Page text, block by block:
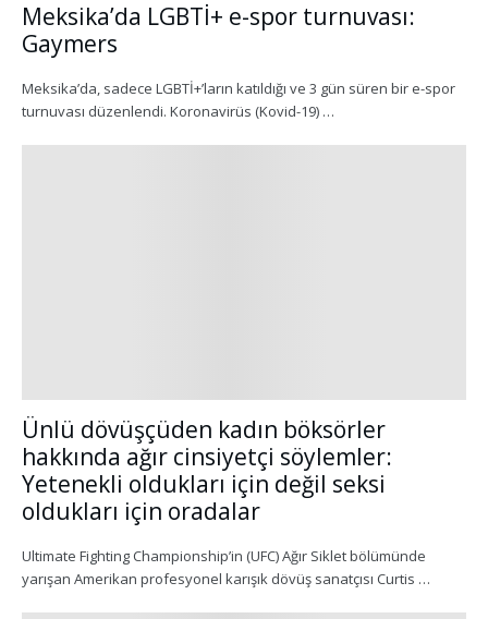
Meksika’da LGBTİ+ e-spor turnuvası:
Gaymers
Meksika’da, sadece LGBTİ+’ların katıldığı ve 3 gün süren bir e-spor
turnuvası düzenlendi. Koronavirüs (Kovid-19) …
Ünlü dövüşçüden kadın böksörler
hakkında ağır cinsiyetçi söylemler:
Yetenekli oldukları için değil seksi
oldukları için oradalar
Ultimate Fighting Championship’in (UFC) Ağır Siklet bölümünde
yarışan Amerikan profesyonel karışık dövüş sanatçısı Curtis …